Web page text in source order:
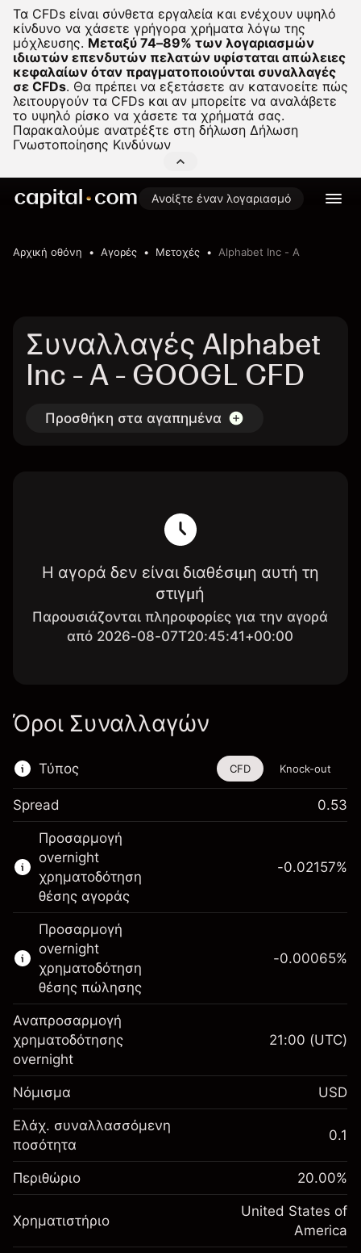
Τα CFDs είναι σύνθετα εργαλεία και ενέχουν υψηλό
κίνδυνο να χάσετε γρήγορα χρήματα λόγω της
μόχλευσης. Μεταξύ 74–89% των λογαριασμών
ιδιωτών επενδυτών πελατών υφίσταται απώλειες
κεφαλαίων όταν πραγματοποιούνται συναλλαγές
σε CFDs. Θα πρέπει να εξετάσετε αν κατανοείτε πώς
λειτουργούν τα CFDs και αν μπορείτε να αναλάβετε
το υψηλό ρίσκο να χάσετε τα χρήματά σας.
Παρακαλούμε ανατρέξτε στη δήλωση Δήλωση
Γνωστοποίησης Κινδύνων
Ανοίξτε έναν λογαριασμό
Αρχική οθόνη Αγορές Μετοχές Alphabet Inc - A
Συναλλαγές Alphabet
Inc - A - GOOGL CFD
Προσθήκη στα αγαπημένα
Η αγορά δεν είναι διαθέσιμη αυτή τη
στιγμή
Παρουσιάζονται πληροφορίες για την αγορά
από 2026-08-07T20:45:41+00:00
Όροι Συναλλαγών
Τύπος
Αυτό το χρηματοοικονομικό εργαλείο είναι
διαθέσιμο για διαπραγμάτευση μέσω CFDs
και Knock-outs.
Μάθετε περισσότερα σχετικά με:
CFDs
Knock-outs
CFD Knock-out
Spread 0.53
Προσαρμογή
overnight
χρηματοδότηση
θέσης αγοράς
Περιθώριο. Η επένδυσή
σας
$1,000.00
Αναπροσαρμογή
χρηματοδότησης κατά
τη διάρκεια της νύχτας
Χρεώσεις από την πλήρη αξία
της θέσης
-0.021568
Μέγεθος διαπραγμάτευσης με μόχλευση
~$5,000.00
Χρήματα από μόχλευση ~
$4,000.00
-0.02157%
Προσαρμογή
overnight
χρηματοδότηση
θέσης πώλησης
Περιθώριο. Η επένδυσή
σας
Αναπροσαρμογή
χρηματοδότησης κατά
τη διάρκεια της νύχτας
Χρεώσεις από την πλήρη αξία
της θέσης
-0.000654
%
(-$0.03)
-0.00065%
Αναπροσαρμογή
χρηματοδότησης
overnight
21:00 (UTC)
Νόμισμα USD
Ελάχ. συναλλασσόμενη
ποσότητα
0.1
Περιθώριο 20.00%
Χρηματιστήριο
United States of
America